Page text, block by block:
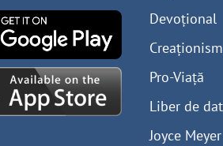
Devoțional
Creaționism
Pro-Viață
Liber de
Joyce Meyer